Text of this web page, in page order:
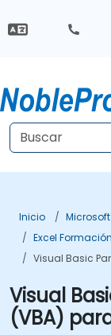
Inicio
Excel Formación
Visual Basic
Visual
(VBA)